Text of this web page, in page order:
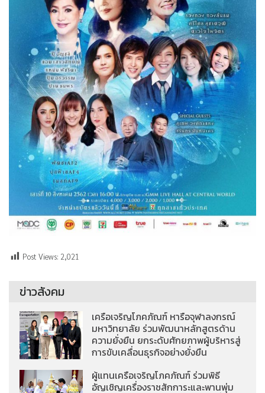
Post Views: 2,021
ข่าวสังคม
เครือเจริญโภคภัณฑ์ หารือจุฬาลงกรณ์
มหาวิทยาลัย ร่วมพัฒนาหลักสูตรด้าน
ความยั่งยืน ยกระดับศักยภาพผู้บริหารสู่
การขับเคลื่อนธุรกิจอย่างยั่งยืน
ผู้แทนเครือเจริญโภคภัณฑ์ ร่วมพิธี
อัญเชิญเครื่องราชสักการะและพานพุ่ม